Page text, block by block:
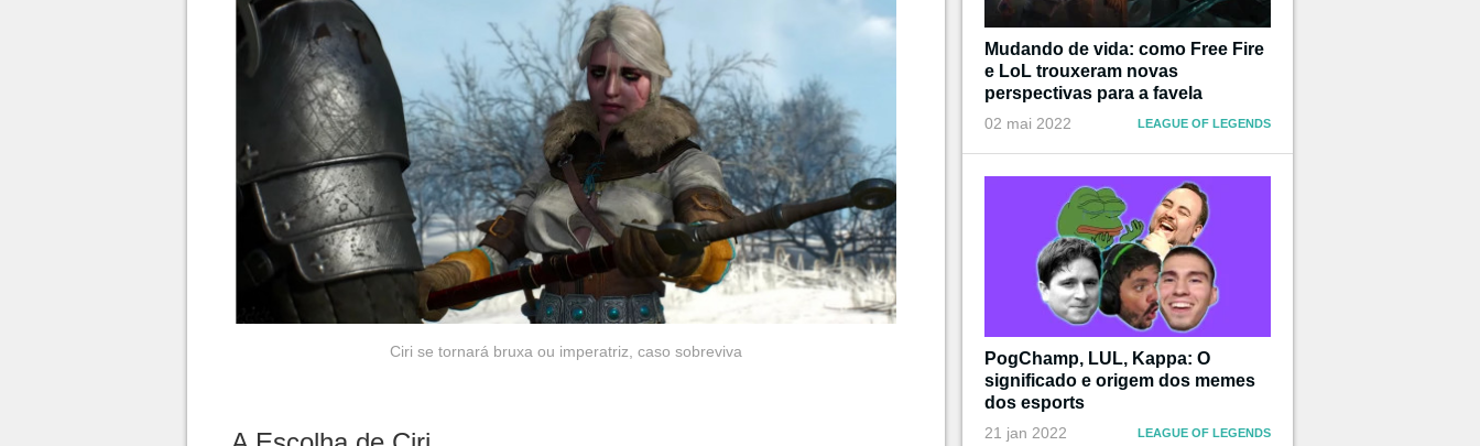
Ciri se tornará bruxa ou imperatriz, caso sobreviva
Mudando de vida: como Free Fire
e LoL trouxeram novas
perspectivas para a favela
02 mai 2022 LEAGUE OF LEGENDS
PogChamp, LUL, Kappa: O
significado e origem dos memes
dos esports
21 jan 2022 LEAGUE OF LEGENDS